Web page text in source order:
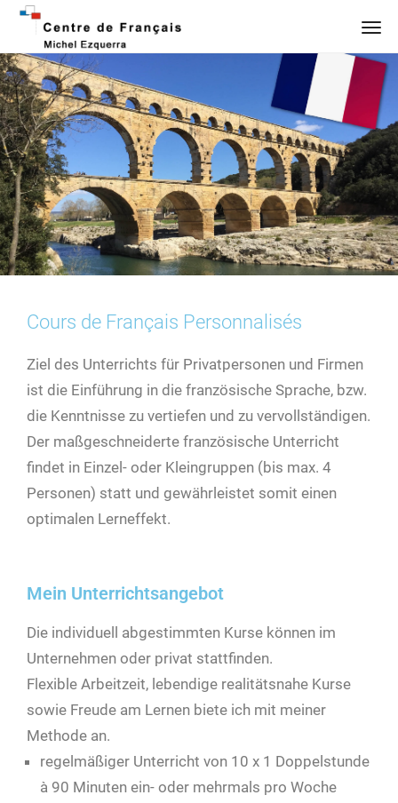
Cours de Français Personnalisés​
Ziel des Unterrichts für Privatpersonen und Firmen
ist die Einführung in die französische Sprache, bzw.
die Kenntnisse zu vertiefen und zu vervollständigen.
Der maßgeschneiderte französische Unterricht
findet in Einzel- oder Kleingruppen (bis max. 4
Personen) statt und gewährleistet somit einen
optimalen Lerneffekt.
Mein Unterrichtsangebot
Die individuell abgestimmten Kurse können im
Unternehmen oder privat stattfinden.
Flexible Arbeitzeit, lebendige realitätsnahe Kurse
sowie Freude am Lernen biete ich mit meiner
Methode an.
regelmäßiger Unterricht von 10 x 1 Doppelstunde
à 90 Minuten ein- oder mehrmals pro Woche